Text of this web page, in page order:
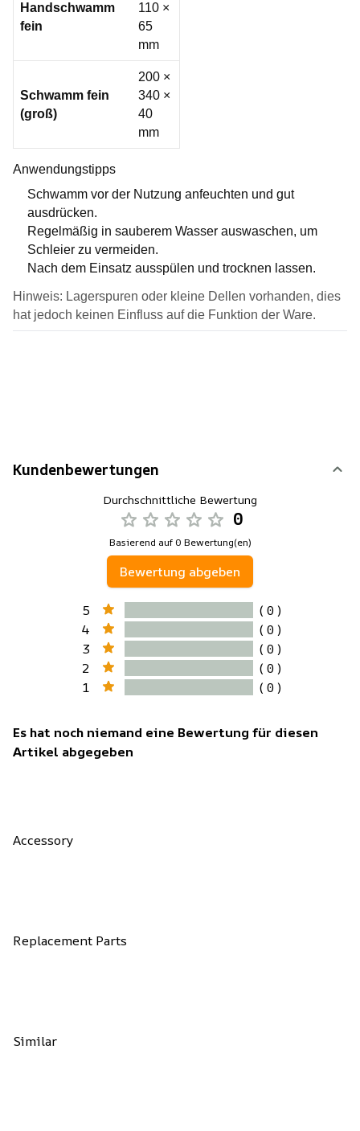
Handschwamm
fein
110 ×
65
mm
Schwamm fein
(groß)
200 ×
340 ×
40
mm
Anwendungstipps
Schwamm vor der Nutzung anfeuchten und gut
ausdrücken.
Regelmäßig in sauberem Wasser auswaschen, um
Schleier zu vermeiden.
Nach dem Einsatz ausspülen und trocknen lassen.
Hinweis: Lagerspuren oder kleine Dellen vorhanden, dies
hat jedoch keinen Einfluss auf die Funktion der Ware.
Kundenbewertungen
Durchschnittliche Bewertung
0
Basierend auf 0 Bewertung(en)
Bewertung abgeben
5
( 0 )
4
( 0 )
3
( 0 )
2
( 0 )
1
( 0 )
Es hat noch niemand eine Bewertung für diesen
Artikel abgegeben
Accessory
Replacement Parts
Similar